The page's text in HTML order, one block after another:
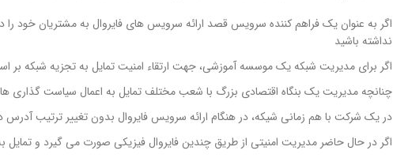
اگر به عنوان یک فراهم کننده سرویس قصد ارائه سرویس های فایروال به مشتریان خود را
نداشته باشید
اگر برای مدیریت شبکه یک موسسه آموزشی، جهت ارتقاء امنیت تمایل به تجزیه شبکه بر
چنانچه مدیریت یک بنگاه اقتصادی بزرگ با شعب مختلف تمایل به اعمال سیاست گذاری
در یک شرکت با هم زمانی شیکه، در هنگام ارائه سرویس فایروال بدون تغییر ترتیب آدرس
اگر در حال حاضر مدیریت امنیتی از طریق چندین فایروال فیزیکی صورت می گیرد و تمایل